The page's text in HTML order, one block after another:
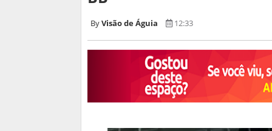
Visão de Águia 12:33